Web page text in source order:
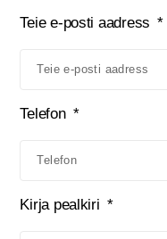
Teie e-posti aadress
Telefon
Kirja pealkiri